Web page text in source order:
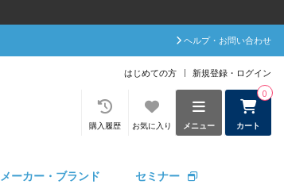
ヘルプ・お問い合わせ
はじめての方 新規登録・ログイン
カート
0
メニュー
お気に入り
購入履歴
メーカー・ブランド セミナー